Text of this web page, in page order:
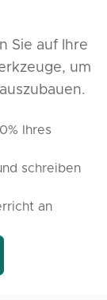
Sie auf Ihre
um
Ihres
schreiben
an